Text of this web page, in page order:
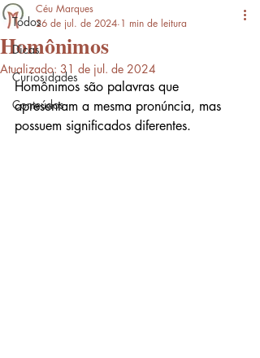
Todos
Dicas
Curiosidades
Conteúdos
Homônimos
Céu Marques
26 de jul. de 2024 1 min de leitura
Atualizado: 31 de jul. de 2024
Homônimos são palavras que
apresentam a mesma pronúncia, mas
possuem significados diferentes.